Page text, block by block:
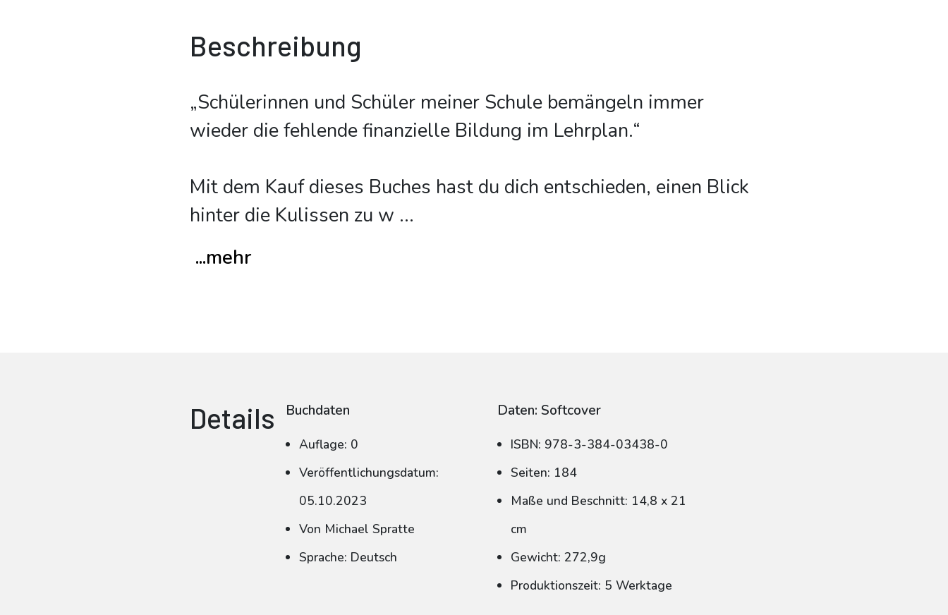
Beschreibung
„Schülerinnen und Schüler meiner Schule bemängeln immer
wieder die fehlende finanzielle Bildung im Lehrplan.“
Mit dem Kauf dieses Buches hast du dich entschieden, einen Blick
hinter die Kulissen zu w ...
...mehr
Details Buchdaten
Auflage: 0
Veröffentlichungsdatum:
05.10.2023
Von Michael Spratte
Sprache: Deutsch
Daten: Softcover
ISBN: 978-3-384-03438-0
Seiten: 184
Maße und Beschnitt: 14,8 x 21
cm
Gewicht: 272,9g
Produktionszeit: 5 Werktage